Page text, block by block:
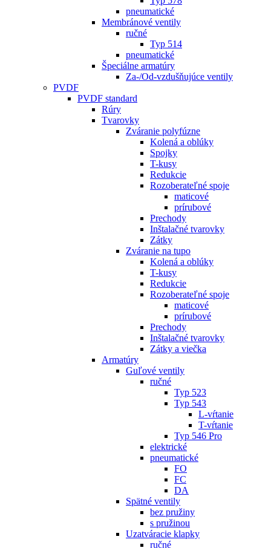
pneumatické
Membránové ventily
ručné
Typ 514
pneumatické
Špeciálne armatúry
Za-/Od-vzdušňujúce ventily
PVDF
PVDF standard
Rúry
Tvarovky
Zváranie polyfúzne
Kolená a oblúky
Spojky
T-kusy
Redukcie
Rozoberateľné spoje
maticové
prírubové
Prechody
Inštalačné tvarovky
Zátky
Zváranie na tupo
Kolená a oblúky
T-kusy
Redukcie
Rozoberateľné spoje
maticové
prírubové
Prechody
Inštalačné tvarovky
Zátky a viečka
Armatúry
Guľové ventily
ručné
Typ 523
Typ 543
L-vŕtanie
T-vŕtanie
Typ 546 Pro
elektrické
pneumatické
FO
FC
DA
Spätné ventily
bez pružiny
s pružinou
Uzatváracie klapky
ručné